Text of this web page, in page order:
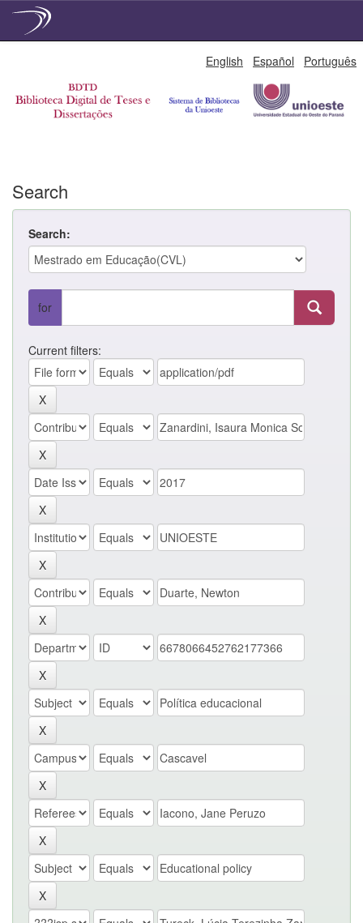
English Español Português
Search
Search:
for
Current filters: